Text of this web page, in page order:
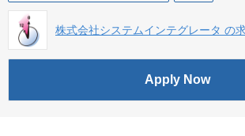
株式会社システムインテグレータ の
Apply Now